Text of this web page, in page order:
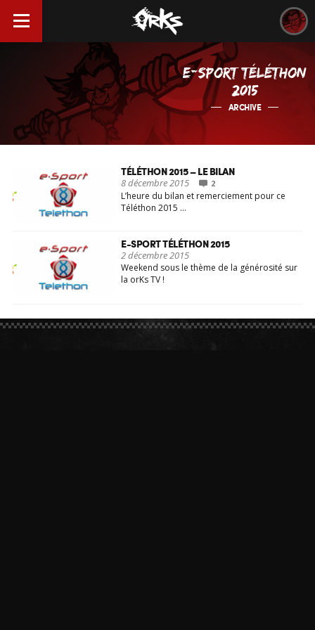
E-SPORT TÉLÉTHON
2015
ARCHIVE
TÉLÉTHON 2015 – LE BILAN
8 décembre 2015 2
L’heure du bilan et remerciement pour ce
Téléthon 2015 …
E-SPORT TÉLÉTHON 2015
2 décembre 2015
Weekend sous le thème de la générosité sur
la orKs TV !